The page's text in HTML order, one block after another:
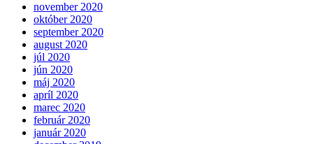
november 2020
október 2020
september 2020
august 2020
júl 2020
jún 2020
máj 2020
apríl 2020
marec 2020
február 2020
január 2020